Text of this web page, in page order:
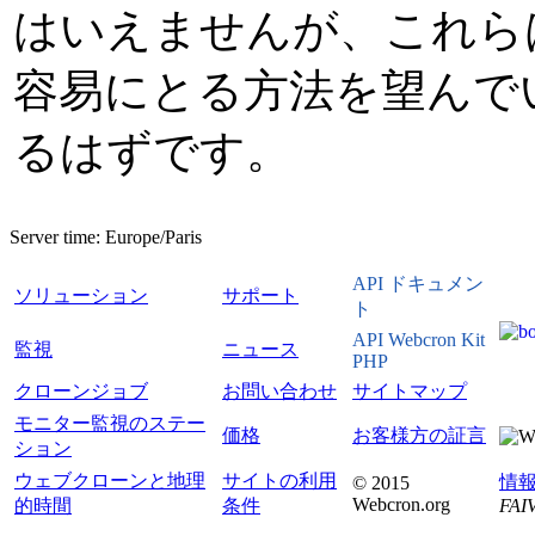
はいえませんが、これ
容易にとる方法を望ん
るはずです。
Server time: Europe/Paris
ソリューション サポート
API ドキュメン
ト
監視
ニュース
API Webcron Kit
PHP
クローンジョブ
お問い合わせ
サイトマップ
モニター監視のステー
ション
価格 お客様方の証言
ウェブクローンと地理
的時間
サイトの利用
条件
© 2015
Webcron.org
情